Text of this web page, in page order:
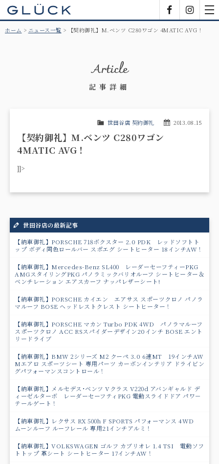
ホーム ニュース一覧 【契約御礼】M.ベンツ C280ワゴン 4MATIC AVG！
Article
記事詳細
2013.08.15
世田谷店 契約御礼
【契約御礼】M.ベンツ C280ワゴン
4MATIC AVG！
]]>
世田谷店の最新記事
【納車御礼】PORSCHE 718ボクスター 2.0 PDK レッドソフトト
ップ ボディ同色ロールバー スポエグ シートヒーター 18インチAW！
【納車御礼】Mercedes-Benz SL400 レーダーセーフティーPKG
AMGスタイリングPKG パノラミックバリオルーフ シートヒーター＆
ベンチレーション エアスカーフ ナッパレザーシート!
【納車御礼】PORSCHE カイエン エアサス スポーツクロノ パノラ
マルーフ BOSE ヘッドレストクレスト シートヒーター！
【納車御礼】PORSCHE マカン Turbo PDK 4WD パノラマルーフ
スポーツクロノ ACC RSスパイダーデザイン20インチ BOSE エント
リードライブ
【納車御礼】BMW 2シリーズ M2 クーペ 3.0 6速MT 19インチAW
Mエアロ スポーツシート 専用パーツ カーボンインテリア ドライビン
グパフォーマンスコントロール！
【納車御礼】メルセデス･ベンツ Vクラス V220d アバンギャルド デ
ィーゼルターボ レーダーセーフティPKG 電動スライドドア パワ－
テールゲート！
【納車御礼】レクサス RX 500h F SPORTS パフォーマンス 4WD
ムーンルーフ ルーフレール 専用21インチアルミ！
【納車御礼】VOLKSWAGEN ゴルフ カブリオレ 1.4 TSI 電動ソフ
トトップ 革シート シートヒーター 17インチAW！